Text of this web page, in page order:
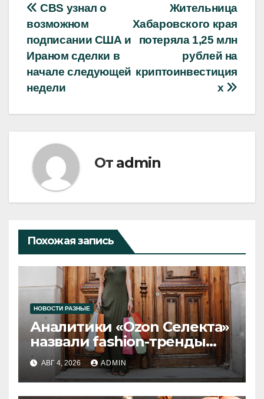
Навигация
по
записям
Жительница
Хабаровского края
потеряла 1,25 млн
рублей на
криптоинвестиция
х
CBS узнал о
возможном
подписании США и
Ираном сделки в
начале следующей
недели
От admin
Похожая запись
НОВОСТИ РАЗНЫЕ
Аналитики «Ozon Селекта»
назвали fashion-тренды
2026 года
АВГ 4, 2026 ADMIN